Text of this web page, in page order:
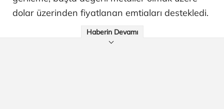
dolar üzerinden fiyatlanan emtiaları destekledi.
Haberin Devamı